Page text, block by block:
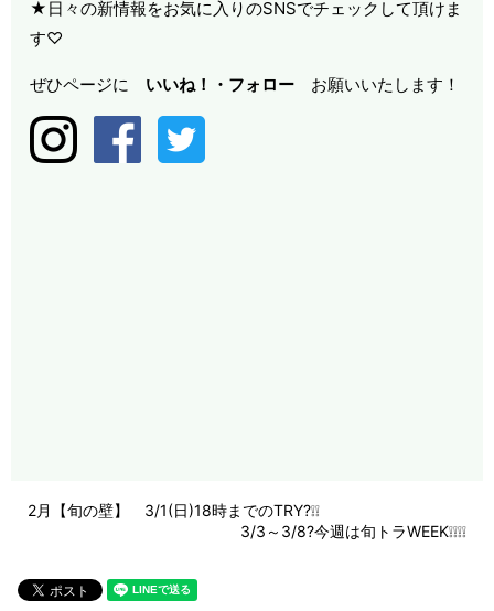
★日々の新情報をお気に入りのSNSでチェックして頂けま
す♡
ぜひページに いいね！・ フォロー お願いいたします！
2月【旬の壁】 3/1(日)18時までのTRY?❕❕
3/3～3/8?今週は旬トラWEEK❕❕❕❕